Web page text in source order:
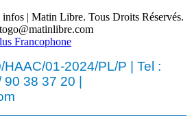
| Matin Libre. Tous Droits Réservés.
Francophone
01-2024/PL/P | Tel :
90 38 37 20 |